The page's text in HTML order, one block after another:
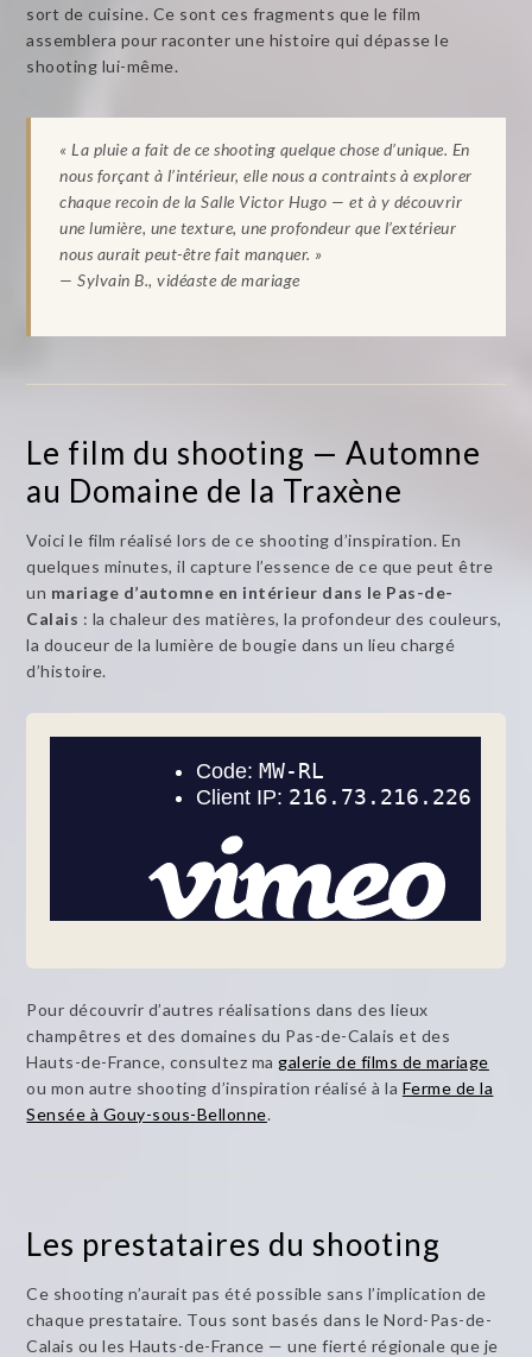
sort de cuisine. Ce sont ces fragments que le film
assemblera pour raconter une histoire qui dépasse le
shooting lui-même.
« La pluie a fait de ce shooting quelque chose d’unique. En
nous forçant à l’intérieur, elle nous a contraints à explorer
chaque recoin de la Salle Victor Hugo — et à y découvrir
une lumière, une texture, une profondeur que l’extérieur
nous aurait peut-être fait manquer. »
— Sylvain B., vidéaste de mariage
Le film du shooting — Automne
au Domaine de la Traxène
Voici le film réalisé lors de ce shooting d’inspiration. En
quelques minutes, il capture l’essence de ce que peut être
un mariage d’automne en intérieur dans le Pas-de-
Calais : la chaleur des matières, la profondeur des couleurs,
la douceur de la lumière de bougie dans un lieu chargé
d’histoire.
Pour découvrir d’autres réalisations dans des lieux
champêtres et des domaines du Pas-de-Calais et des
Hauts-de-France, consultez magalerie de films de mariage
ou mon autre shooting d’inspiration réalisé à la Ferme de la
Sensée à Gouy-sous-Bellonne.
Les prestataires du shooting
Ce shooting n’aurait pas été possible sans l’implication de
chaque prestataire. Tous sont basés dans le Nord-Pas-de-
Calais ou les Hauts-de-France — une fierté régionale que je